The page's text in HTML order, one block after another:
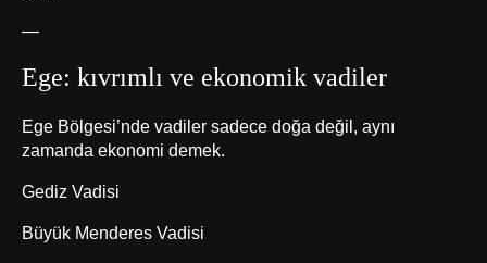
—
Ege: kıvrımlı ve ekonomik vadiler
Ege Bölgesi’nde vadiler sadece doğa değil, aynı
zamanda ekonomi demek.
Gediz Vadisi
Büyük Menderes Vadisi